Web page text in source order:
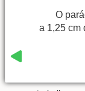
O
a 1,25 cm